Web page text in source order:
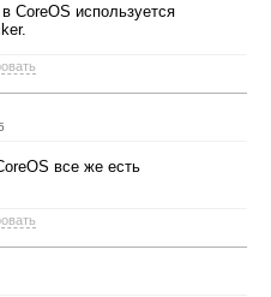
CoreOS используется
все же есть